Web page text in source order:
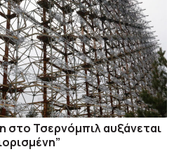
στο Τσερνόμπιλ αυξάνεται